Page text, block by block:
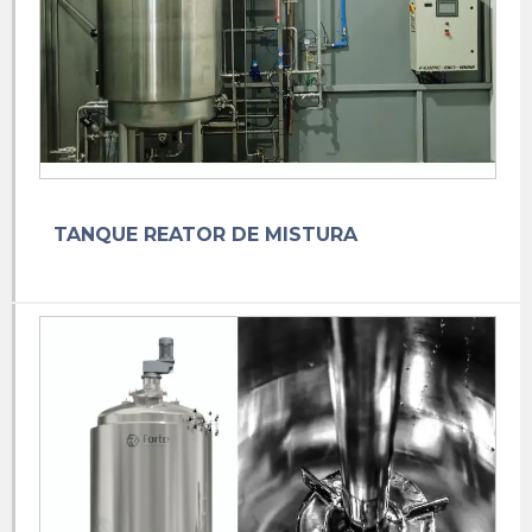
Misturador de calda
Misturador equipamento
Misturador de herbicida
Misturador industrial para líquidos
Misturador industrial para pó
Misturador inox industrial
Misturador de inox preço
Misturador inox
TANQUE REATOR DE MISTURA